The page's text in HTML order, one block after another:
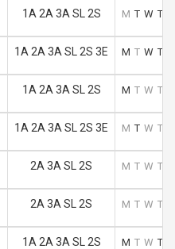
1A 2A 3A SL 2S M T W T
1A 2A 3A SL 2S 3E M T W T
1A 2A 3A SL 2S M T W T
1A 2A 3A SL 2S 3E M T W T
2A 3A SL 2S M T W T
2A 3A SL 2S M T W T
1A 2A 3A SL 2S M T W T